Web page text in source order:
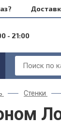
- 21:00
Стенки